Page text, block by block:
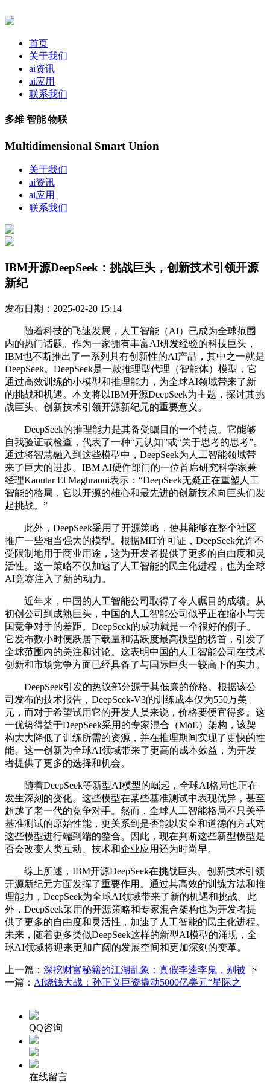
首页
关于我们
ai资讯
ai应用
联系我们
多维 智能 物联
Multidimensional Smart Union
关于我们
ai资讯
ai应用
联系我们
IBM开源DeepSeek：挑战巨头，创新技术引领开源
新纪
发布日期：2025-02-20 15:14
随着科技的飞速发展，人工智能（AI）已成为全球范围
内的热门话题。作为一家拥有丰富AI研发经验的科技巨头，
IBM也不断推出了一系列具有创新性的AI产品，其中之一就是
DeepSeek。DeepSeek是一款推理型代理（智能体）模型，它
通过高效训练的小模型和推理能力，为全球AI领域带来了新
的挑战和机遇。本文将以IBM开源DeepSeek为主题，探讨其挑
战巨头、创新技术引领开源新纪元的重要意义。
DeepSeek的推理能力是其备受瞩目的一个特点。它能够
自我验证或检查，代表了一种“元认知”或“关于思考的思考”。
通过将智慧融入到这些模型中，DeepSeek为人工智能领域带
来了巨大的进步。IBM AI硬件部门的一位首席研究科学家兼
经理Kaoutar El Maghraoui表示：“DeepSeek无疑正在重塑人工
智能的格局，它以开源的雄心和最先进的创新技术向巨头们发
起挑战。”
此外，DeepSeek采用了开源策略，使其能够在整个社区
推广一些相当强大的模型。根据MIT许可证，DeepSeek允许不
受限制地用于商业用途，这为开发者提供了更多的自由度和灵
活性。这一策略不仅加速了人工智能的民主化进程，也为全球
AI竞赛注入了新的动力。
近年来，中国的人工智能公司取得了令人瞩目的成绩。从
初创公司到成熟巨头，中国的人工智能公司似乎正在缩小与美
国竞争对手的差距。DeepSeek的成功就是一个很好的例子。
它发布数小时便跃居下载量和活跃度最高模型的榜首，引发了
全球范围内的关注和讨论。这表明中国的人工智能公司在技术
创新和市场竞争方面已经具备了与国际巨头一较高下的实力。
DeepSeek引发的热议部分源于其低廉的价格。根据该公
司发布的技术报告，DeepSeek-V3的训练成本仅为550万美
元，而对于希望试用它的开发人员来说，价格要便宜得多。这
一优势得益于DeepSeek采用的专家混合（MoE）架构，该架
构大大降低了训练所需的资源，并在推理期间实现了更快的性
能。这一创新为全球AI领域带来了更高的成本效益，为开发
者提供了更多的选择和机会。
随着DeepSeek等新型AI模型的崛起，全球AI格局也正在
发生深刻的变化。这些模型在某些基准测试中表现优异，甚至
超越了老一代的竞争对手。然而，全球人工智能格局不只关乎
基准测试的原始性能，更关系到是否能以安全和道德的方式对
这些模型进行端到端的整合。因此，现在判断这些新型模型是
否会改变人类互动、技术和企业应用还为时尚早。
综上所述，IBM开源DeepSeek在挑战巨头、创新技术引领
开源新纪元方面发挥了重要作用。通过其高效的训练方法和推
理能力，DeepSeek为全球AI领域带来了新的机遇和挑战。此
外，DeepSeek采用的开源策略和专家混合架构也为开发者提
供了更多的自由度和灵活性，加速了人工智能的民主化进程。
未来，随着更多类似DeepSeek这样的新型AI模型的涌现，全
球AI领域将迎来更加广阔的发展空间和更加深刻的变革。
上一篇： 深挖财富秘籍的江湖乱象：真假李逵李鬼，别被 下
一篇： AI烧钱大战：孙正义巨资撬动5000亿美元“星际之
QQ咨询
在线留言